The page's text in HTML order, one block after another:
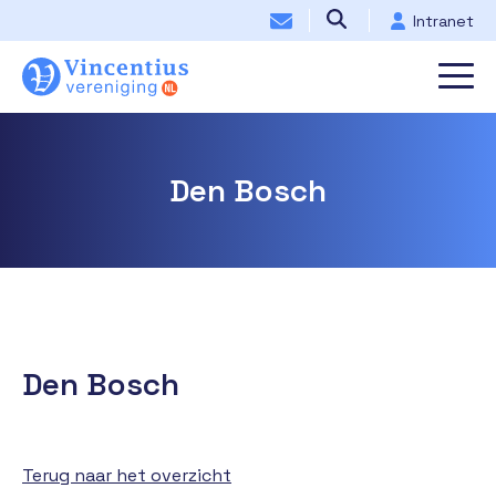
Intranet
Den Bosch
Den Bosch
Terug naar het overzicht